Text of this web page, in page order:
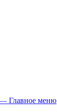
Главное меню